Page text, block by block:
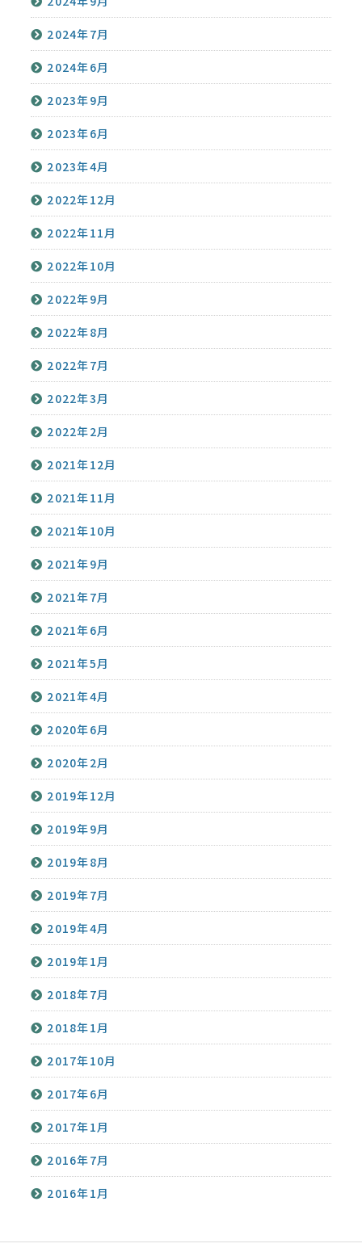
2024年7月
2024年6月
2023年9月
2023年6月
2023年4月
2022年12月
2022年11月
2022年10月
2022年9月
2022年8月
2022年7月
2022年3月
2022年2月
2021年12月
2021年11月
2021年10月
2021年9月
2021年7月
2021年6月
2021年5月
2021年4月
2020年6月
2020年2月
2019年12月
2019年9月
2019年8月
2019年7月
2019年4月
2019年1月
2018年7月
2018年1月
2017年10月
2017年6月
2017年1月
2016年7月
2016年1月